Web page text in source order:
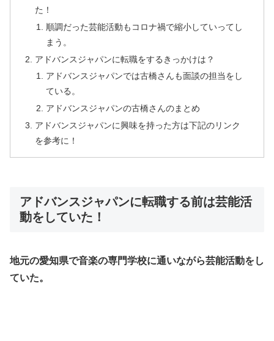
た！
順調だった芸能活動もコロナ禍で縮小していってし
まう。
アドバンスジャパンに転職をするきっかけは？
アドバンスジャパンでは古橋さんも面談の担当をし
ている。
アドバンスジャパンの古橋さんのまとめ
アドバンスジャパンに興味を持った方は下記のリンク
を参考に！
アドバンスジャパンに転職する前は芸能活
動をしていた！
地元の愛知県で音楽の専門学校に通いながら芸能活動をし
ていた。